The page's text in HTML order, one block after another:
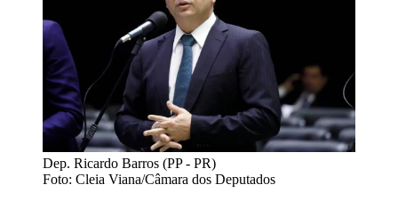
Dep. Ricardo Barros (PP - PR)
Foto: Cleia Viana/Câmara dos Deputados